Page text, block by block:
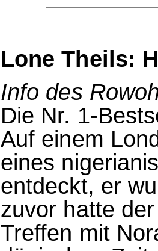
Lone Theils:
Info des
Die Nr. 1-
Auf einem
eines
entdeckt, er
zuvor hatte
Treffen mit